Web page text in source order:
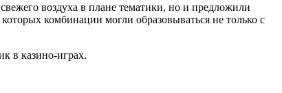
воздуха в плане тематики, но и предложили
комбинации могли образовываться не только с
в казино-играх.